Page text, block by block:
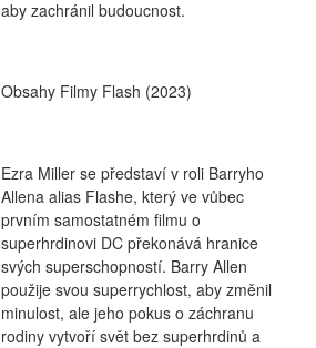
aby zachránil budoucnost.
Obsahy Filmy Flash (2023)
Ezra Miller se představí v roli Barryho
Allena alias Flashe, který ve vůbec
prvním samostatném filmu o
superhrdinovi DC překonává hranice
svých superschopností. Barry Allen
použije svou superrychlost, aby změnil
minulost, ale jeho pokus o záchranu
rodiny vytvoří svět bez superhrdinů a